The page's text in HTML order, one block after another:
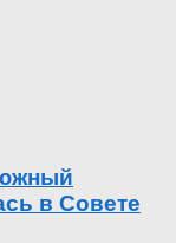
в Совете